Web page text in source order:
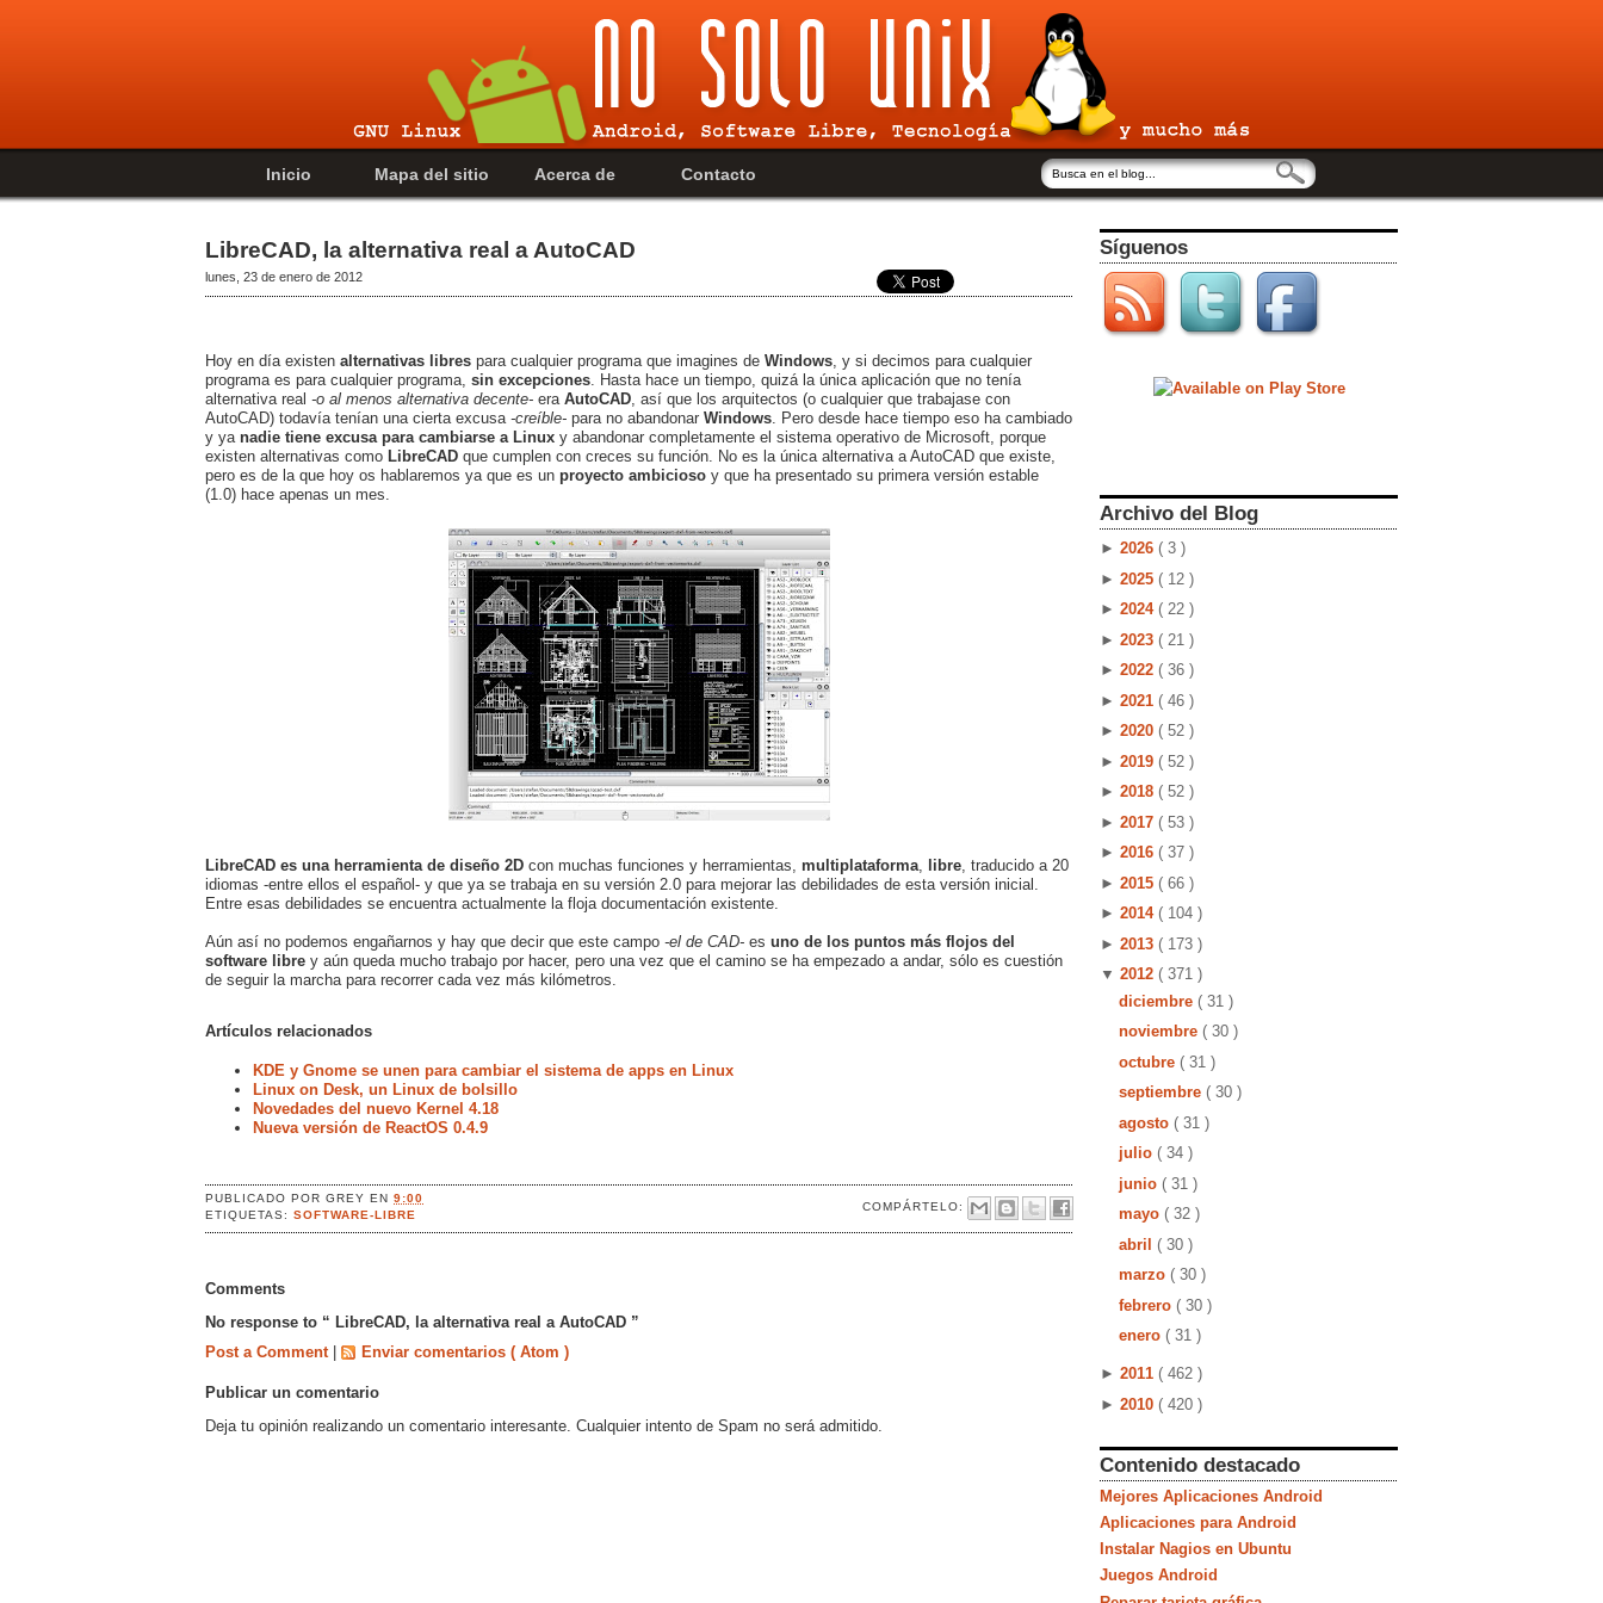
Inicio Mapa del sitio Acerca de Contacto
LibreCAD, la alternativa real a AutoCAD
lunes, 23 de enero de 2012
Hoy en día existen alternativas libres para cualquier programa que imagines de Windows , y si decimos para cualquier
programa es para cualquier programa, sin excepciones . Hasta hace un tiempo, quizá la única aplicación que no tenía
alternativa real -o al menos alternativa decente- era AutoCAD , así que los arquitectos (o cualquier que trabajase con
AutoCAD) todavía tenían una cierta excusa -creíble- para no abandonar Windows . Pero desde hace tiempo eso ha cambiado
y ya nadie tiene excusa para cambiarse a Linux y abandonar completamente el sistema operativo de Microsoft, porque
existen alternativas como LibreCAD que cumplen con creces su función. No es la única alternativa a AutoCAD que existe,
pero es de la que hoy os hablaremos ya que es un proyecto ambicioso y que ha presentado su primera versión estable
(1.0) hace apenas un mes.
LibreCAD es una herramienta de diseño 2D con muchas funciones y herramientas, multiplataforma libre , traducido a 20
idiomas -entre ellos el español- y que ya se trabaja en su versión 2.0 para mejorar las debilidades de esta versión inicial.
Entre esas debilidades se encuentra actualmente la floja documentación existente.
Aún así no podemos engañarnos y hay que decir que este campo -el de CAD- es uno de los puntos más flojos del
software libre y aún queda mucho trabajo por hacer, pero una vez que el camino se ha empezado a andar, sólo es cuestión
de seguir la marcha para recorrer cada vez más kilómetros.
Artículos relacionados
KDE y Gnome se unen para cambiar el sistema de apps en Linux
Linux on Desk, un Linux de bolsillo
Novedades del nuevo Kernel 4.18
Nueva versión de ReactOS 0.4.9
PUBLICADO PORGREYEN9:00
COMPÁRTELO:
ETIQUETAS:SOFTWARE-LIBRE
Comments
No response to “ LibreCAD, la alternativa real a AutoCAD ”
Post a Comment
Enviar comentarios ( Atom )
Publicar un comentario
Deja tu opinión realizando un comentario interesante. Cualquier intento de Spam no será admitido.
Síguenos
Archivo del Blog
► 2026 ( 3 )
► 2025 ( 12 )
► 2024 ( 22 )
► 2023 ( 21 )
► 2022 ( 36 )
► 2021 ( 46 )
► 2020 ( 52 )
► 2019 ( 52 )
► 2018 ( 52 )
► 2017 ( 53 )
► 2016 ( 37 )
► 2015 ( 66 )
► 2014 ( 104 )
► 2013 ( 173 )
▼ 2012 ( 371 )
diciembre ( 31 )
noviembre ( 30 )
octubre ( 31 )
septiembre ( 30 )
agosto ( 31 )
julio ( 34 )
junio ( 31 )
mayo ( 32 )
abril ( 30 )
marzo ( 30 )
febrero ( 30 )
enero ( 31 )
► 2011 ( 462 )
► 2010 ( 420 )
Contenido destacado
Mejores Aplicaciones Android
Aplicaciones para Android
Instalar Nagios en Ubuntu
Juegos Android